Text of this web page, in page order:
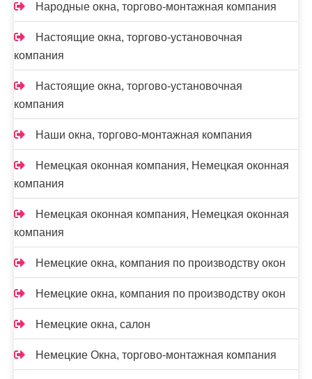
Народные окна, торгово-монтажная компания
Настоящие окна, торгово-установочная
компания
Настоящие окна, торгово-установочная
компания
Наши окна, торгово-монтажная компания
Немецкая оконная компания, Немецкая оконная
компания
Немецкая оконная компания, Немецкая оконная
компания
Немецкие окна, компания по производству окон
Немецкие окна, компания по производству окон
Немецкие окна, салон
Немецкие Окна, торгово-монтажная компания